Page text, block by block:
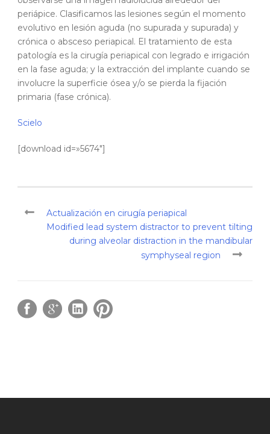
periápice. Clasificamos las lesiones según el momento
evolutivo en lesión aguda (no supurada y supurada) y
crónica o absceso periapical. El tratamiento de esta
patología es la cirugía periapical con legrado e irrigación
en la fase aguda; y la extracción del implante cuando se
involucre la superficie ósea y/o se pierda la fijación
primaria (fase crónica).
Scielo
[download id=»5674″]
Actualización en cirugía periapical
Modified lead system distractor to prevent tilting
during alveolar distraction in the mandibular
symphyseal region